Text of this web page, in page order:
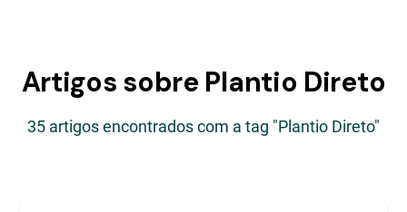
Artigos sobre Plantio Direto
35 artigos encontrados com a tag "Plantio Direto"